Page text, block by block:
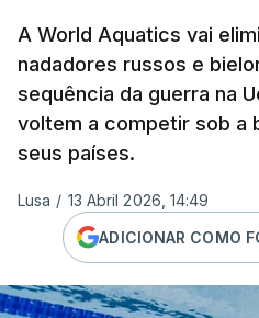
A World Aquatics vai
nadadores russos e
sequência da guerra na
voltem a competir sob a
seus países.
Lusa / 13 Abril 2026, 14:49
ADICIONAR COMO